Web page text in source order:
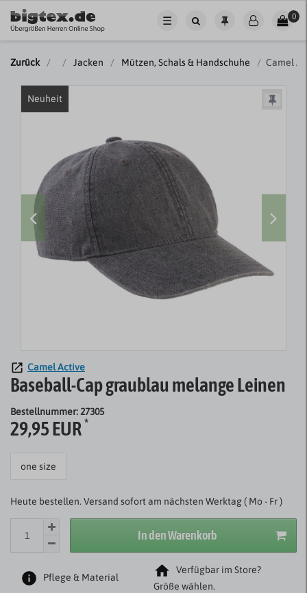
☰ 0
Zurück Jacken Mützen, Schals & Handschuhe Camel
Neuheit
Camel Active
Baseball-Cap graublau melange Leinen
Bestellnummer: 27305
29,95 EUR*
one size
Heute bestellen. Versand sofort am nächsten Werktag ( Mo - Fr )
In den Warenkorb
Pflege & Material
Verfügbar im Store?
Größe wählen.